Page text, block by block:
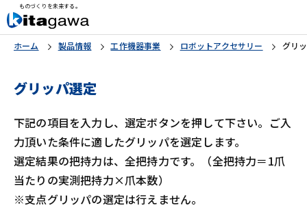
ものづくりを未来する。
ホーム 製品情報 工作機器事業 ロボットアクセサリー グリ
グリッパ選定
下記の項目を入力し、選定ボタンを押して下さい。ご入
力頂いた条件に適したグリッパを選定します。
選定結果の把持力は、全把持力です。（全把持力＝1爪
当たりの実測把持力×爪本数）
※支点グリッパの選定は行えません。